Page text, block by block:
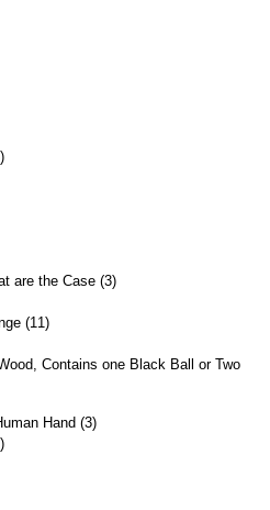
are the Case (3)
(11)
Contains one Black Ball or Two
Hand (3)